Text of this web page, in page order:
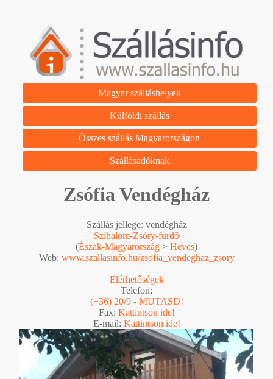
Magyar szálláshelyek
Külföldi szállás
Összes szállás Magyarországon
Szállásadóknak
Zsófia Vendégház
Szállás jellege: vendégház
Szihalom-Zsóry-fürdő
(Észak-Magyarország > Heves)
Web: www.szallasinfo.hu/zsofia_vendeghaz_zsory
Elérhetőségek
Telefon:
(+36) 20/9 - MUTASD!
Fax: Kattintson ide!
E-mail: Kattintson ide!